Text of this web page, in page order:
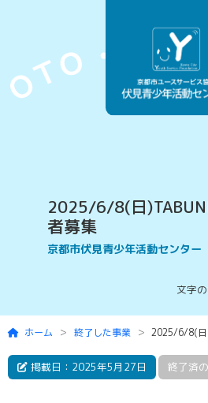
2025/6/8(日
者募集
京都市伏見青少年活動センター
文字
ホーム 終了した事業 2025/6/8(日
掲載日：2025年5月27日 終了済